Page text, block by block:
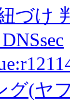
づけ
グ(ヤ